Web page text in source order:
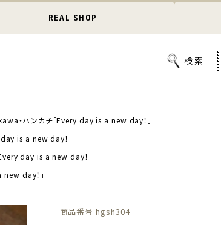
REAL SHOP
・ハンカチ「Every day is a new day！」
is a new day！」
day is a new day！」
day！」
商品番号 hgsh304